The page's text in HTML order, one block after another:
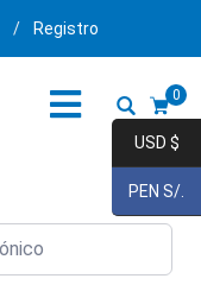
/ Registro
0
USD $
PEN S/.